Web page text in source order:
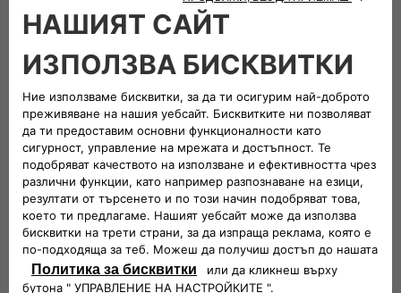
сервиза)
Възможност да използваш
одобрени от FIAT, които могат да бъдат до 50% по-
изгодни от оригиналните
2 години гаранция за резервните части и
извършения ремонт (за физически лица)
С FIAT получаваш сигурна и качествена поддръжка –
оторизирани сервизи, обучени специалисти и модерно
оборудване, на което можеш да разчиташ.
И още нещо важно: